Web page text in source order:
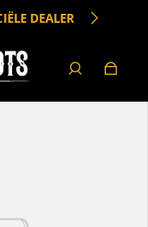
DEALER